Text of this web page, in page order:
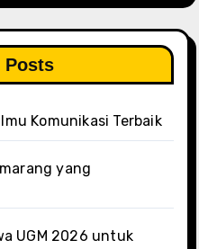
Posts
Komunikasi Terbaik
yang
UGM 2026 untuk